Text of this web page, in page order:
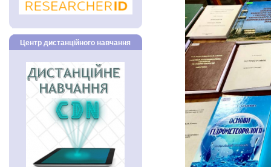
Центр дистанційного навчання